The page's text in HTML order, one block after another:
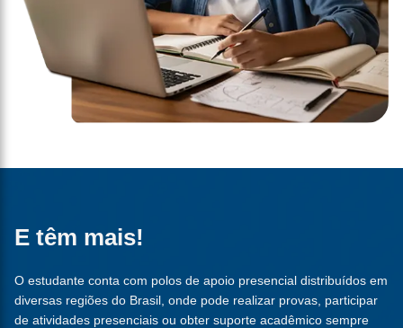
E têm mais!
O estudante conta com polos de apoio presencial distribuídos em
diversas regiões do Brasil, onde pode realizar provas, participar
de atividades presenciais ou obter suporte acadêmico sempre